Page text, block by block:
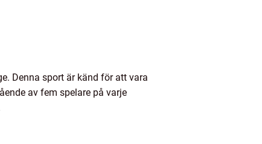
Denna sport är känd för att vara
av fem spelare på varje